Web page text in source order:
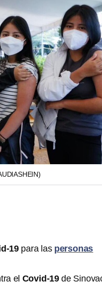
19 para las personas
el Covid-19de